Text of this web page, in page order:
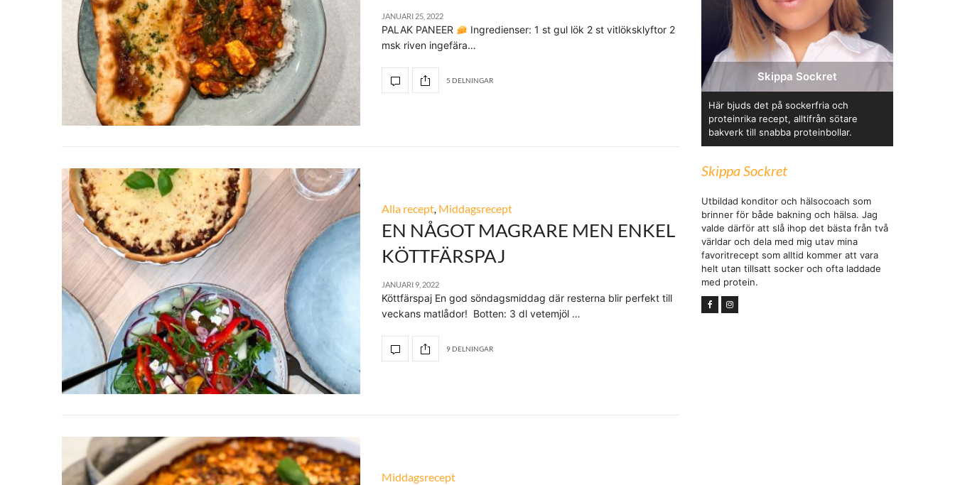
JANUARI 25, 2022
PALAK PANEER
Ingredienser: 1 st gul lök 2 st vitlöksklyftor 2
msk riven ingefära…
5 DELNINGAR
Alla recept, Middagsrecept
EN NÅGOT MAGRARE MEN ENKEL
KÖTTFÄRSPAJ
JANUARI 9, 2022
Köttfärspaj En god söndagsmiddag där resterna blir perfekt till
veckans matlådor! Botten: 3 dl vetemjöl …
9 DELNINGAR
Middagsrecept
Skippa Sockret
Här bjuds det på sockerfria och
proteinrika recept, alltifrån sötare
bakverk till snabba proteinbollar.
Skippa Sockret
Utbildad konditor och hälsocoach som
brinner för både bakning och hälsa. Jag
valde därför att slå ihop det bästa från två
världar och dela med mig utav mina
favoritrecept som alltid kommer att vara
helt utan tillsatt socker och ofta laddade
med protein.